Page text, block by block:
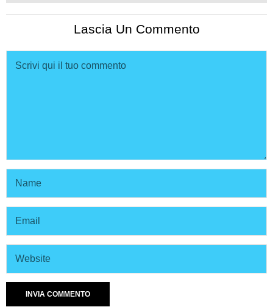
Lascia Un Commento